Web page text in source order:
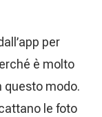
per
è molto
questo modo.
le foto